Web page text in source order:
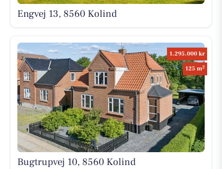
Engvej 13, 8560 Kolind
1.295.000 kr
125 m2
Bugtrupvej 10, 8560 Kolind